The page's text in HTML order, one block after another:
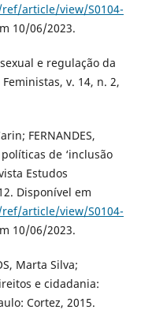
article/view/S0104-
10/06/2023.
e regulação da
v. 14, n. 2,
FERNANDES,
de ‘inclusão
Estudos
Disponível em
article/view/S0104-
10/06/2023.
Marta Silva;
e cidadania:
Cortez, 2015.